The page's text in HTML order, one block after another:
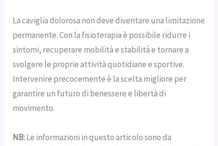
La caviglia dolorosa non deve diventare una limitazione
permanente. Con la fisioterapia è possibile ridurre i
sintomi, recuperare mobilità e stabilità e tornare a
svolgere le proprie attività quotidiane e sportive.
Intervenire precocemente è la scelta migliore per
garantire un futuro di benessere e libertà di
movimento.
NB:Le informazioni in questo articolo sono da